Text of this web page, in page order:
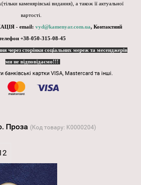
каменярівські видання), а також її актуальної
вартості.
- email: vyd@kamenyar.com.ua, Контактний
+38-050-315-08-45
через сторінки соціальних мереж та месенджерів
ми не відповідаємо!!!
банківські картки VISA, Mastercard та інші.
Проза (Код товару: K0000204)